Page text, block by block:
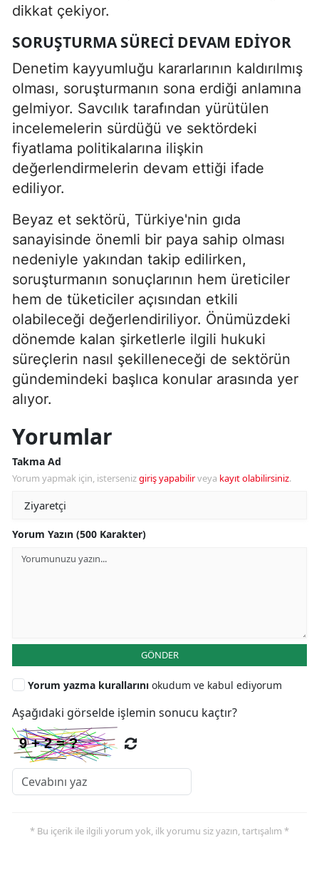
dikkat çekiyor.
SORUŞTURMA SÜRECI DEVAM EDIYOR
Denetim kayyumluğu kararlarının kaldırılmış
olması, soruşturmanın sona erdiği anlamına
gelmiyor. Savcılık tarafından yürütülen
incelemelerin sürdüğü ve sektördeki
fiyatlama politikalarına ilişkin
değerlendirmelerin devam ettiği ifade
ediliyor.
Beyaz et sektörü, Türkiye'nin gıda
sanayisinde önemli bir paya sahip olması
nedeniyle yakından takip edilirken,
soruşturmanın sonuçlarının hem üreticiler
hem de tüketiciler açısından etkili
olabileceği değerlendiriliyor. Önümüzdeki
dönemde kalan şirketlerle ilgili hukuki
süreçlerin nasıl şekilleneceği de sektörün
gündemindeki başlıca konular arasında yer
alıyor.
Yorumlar
Takma Ad
Yorum yapmak için, istersenizgiriş yapabilirveya kayıt olabilirsiniz.
Yorum Yazın (500 Karakter)
GÖNDER
Yorum yazma kurallarını okudum ve kabul ediyorum
Aşağıdaki görselde işlemin sonucu kaçtır?
* Bu içerik ile ilgili yorum yok, ilk yorumu siz yazın, tartışalım *